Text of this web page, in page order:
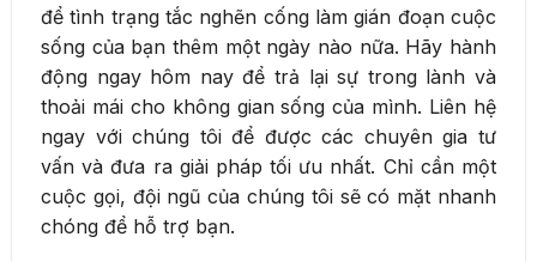
để tình trạng tắc nghẽn cống làm gián đoạn cuộc
sống của bạn thêm một ngày nào nữa. Hãy hành
động ngay hôm nay để trả lại sự trong lành và
thoải mái cho không gian sống của mình. Liên hệ
ngay với chúng tôi để được các chuyên gia tư
vấn và đưa ra giải pháp tối ưu nhất. Chỉ cần một
cuộc gọi, đội ngũ của chúng tôi sẽ có mặt nhanh
chóng để hỗ trợ bạn.